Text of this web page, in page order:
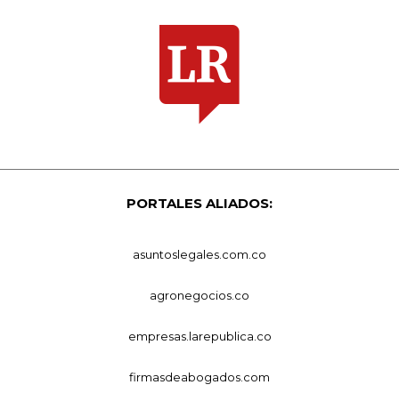
PORTALES ALIADOS:
asuntoslegales.com.co
agronegocios.co
empresas.larepublica.co
firmasdeabogados.com